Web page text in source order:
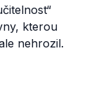
kterou
nehrozil.